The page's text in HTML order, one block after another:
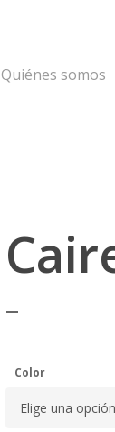
Quiénes somos
–
Color